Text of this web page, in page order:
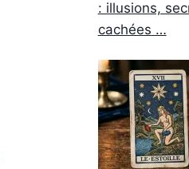
: illusions,
cachées …